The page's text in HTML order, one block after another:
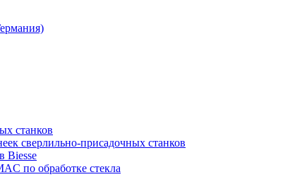
станков
сверлильно-присадочных станков
Biesse
по обработке стекла